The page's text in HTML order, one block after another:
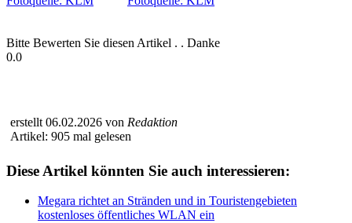
Bitte Bewerten Sie diesen Artikel . . Danke
0.0
erstellt 06.02.2026 von Redaktion
Artikel: 905 mal gelesen
Diese Artikel könnten Sie auch interessieren:
Megara richtet an Stränden und in Touristengebieten
kostenloses öffentliches WLAN ein